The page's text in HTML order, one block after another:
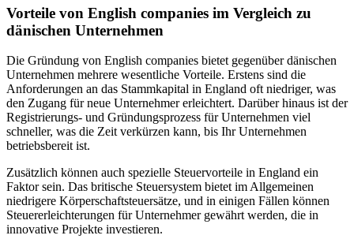
Vorteile von English companies im Vergleich zu
dänischen Unternehmen
Die Gründung von English companies bietet gegenüber dänischen
Unternehmen mehrere wesentliche Vorteile. Erstens sind die
Anforderungen an das Stammkapital in England oft niedriger, was
den Zugang für neue Unternehmer erleichtert. Darüber hinaus ist der
Registrierungs- und Gründungsprozess für Unternehmen viel
schneller, was die Zeit verkürzen kann, bis Ihr Unternehmen
betriebsbereit ist.
Zusätzlich können auch spezielle Steuervorteile in England ein
Faktor sein. Das britische Steuersystem bietet im Allgemeinen
niedrigere Körperschaftsteuersätze, und in einigen Fällen können
Steuererleichterungen für Unternehmer gewährt werden, die in
innovative Projekte investieren.